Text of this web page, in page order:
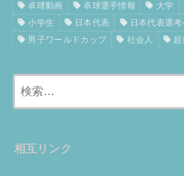
卓球動画
卓球選手情報 大学
小学生
日本代表 日本代表選考
男子ワールドカップ
社会人
相互リンク